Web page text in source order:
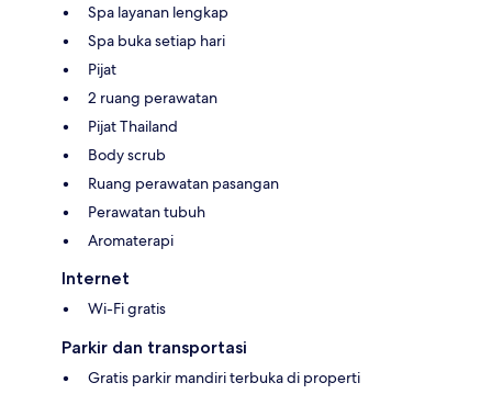
Spa layanan lengkap
Spa buka setiap hari
Pijat
2 ruang perawatan
Pijat Thailand
Body scrub
Ruang perawatan pasangan
Perawatan tubuh
Aromaterapi
Internet
Wi-Fi gratis
Parkir dan transportasi
Gratis parkir mandiri terbuka di properti